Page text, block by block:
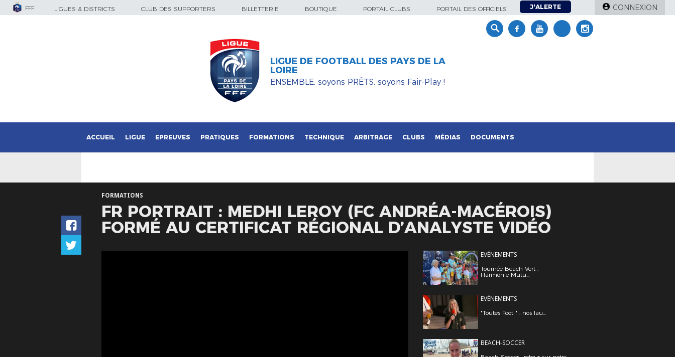
FFF LIGUES & DISTRICTS CLUB DES SUPPORTERS BILLETTERIE BOUTIQUE PORTAIL CLUBS PORTAIL DES OFFICIELS J'ALERTE CONNEXION
LIGUE DE FOOTBALL DES PAYS DE LA
LOIRE
ENSEMBLE, soyons PRÊTS, soyons Fair-Play !
ACCUEIL LIGUE EPREUVES PRATIQUES FORMATIONS TECHNIQUE ARBITRAGE CLUBS MÉDIAS DOCUMENTS
FORMATIONS
FR PORTRAIT : MEDHI LEROY (FC ANDRÉA-MACÉROIS)
FORMÉ AU CERTIFICAT RÉGIONAL D’ANALYSTE VIDÉO
EVÉNEMENTS
Tournée Beach Vert :
Harmonie Mutu...
EVÉNEMENTS
"Toutes Foot " : nos lau...
BEACH-SOCCER